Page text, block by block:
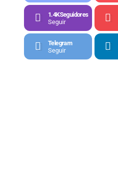
1.4KSeguidores
Seguir
Telegram
Seguir